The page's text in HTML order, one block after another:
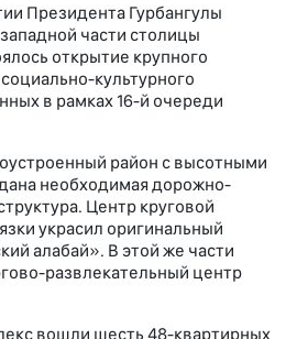
Президента Гурбангулы
части столицы
открытие крупного
культурного
в рамках 16-й очереди
район с высотными
необходимая дорожно-
Центр круговой
украсил оригинальный
алабай». В этой же части
развлекательный центр
вошли шесть 48-квартирных